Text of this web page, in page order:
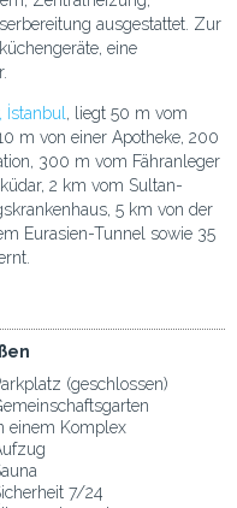
ausgestattet. Zur
eine
, liegt 50 m vom
m von einer Apotheke, 200
300 m vom Fähranleger
2 km vom Sultan-
5 km von der
Eurasien-Tunnel sowie 35
(geschlossen)
einem Komplex
7/24